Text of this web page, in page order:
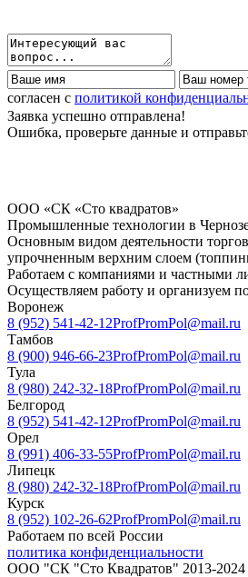
согласен с политикой
Заявка успешно отправлена!
Ошибка, проверьте данные и
ООО «СК «Сто квадратов»
Промышленные технологии в
Основным видом деятельности
упрочненным верхним слоем
Работаем с компаниями и частными
Осуществляем работу и организуем
Воронеж
8 (952) 541-42-12ProfPromPol@mail.ru
Тамбов
8 (900) 946-66-23ProfPromPol@mail.ru
Тула
8 (980) 242-32-18ProfPromPol@mail.ru
Белгород
8 (952) 541-42-12ProfPromPol@mail.ru
Орел
8 (991) 406-33-55ProfPromPol@mail.ru
Липецк
8 (980) 242-32-18ProfPromPol@mail.ru
Курск
8 (952) 102-26-62ProfPromPol@mail.ru
Работаем по всей России
политика конфиденциальности
ООО "СК "Сто Квадратов" 2013-2024